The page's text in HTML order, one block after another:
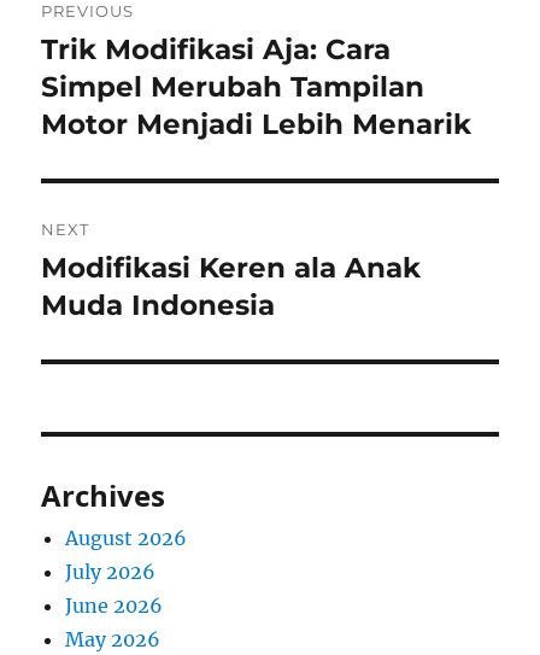
navigation
PREVIOUS
Previous
post:
Trik Modifikasi Aja: Cara
Simpel Merubah Tampilan
Motor Menjadi Lebih Menarik
NEXT
Next
post:
Modifikasi Keren ala Anak
Muda Indonesia
Archives
August 2026
July 2026
June 2026
May 2026